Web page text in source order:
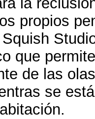
propios
que
de las
se
.